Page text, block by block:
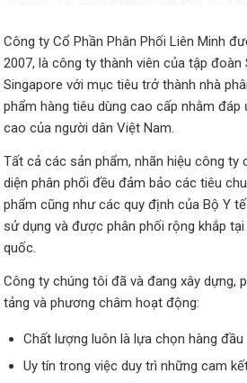
Công ty Cổ Phần Phân Phối Liên Minh
2007, là công ty thành viên của tập đoàn
Singapore với mục tiêu trở thành nhà
phẩm hàng tiêu dùng cao cấp nhằm đáp
cao của người dân Việt Nam.
Tất cả các sản phẩm, nhãn hiệu công ty
diện phân phối đều đảm bảo các tiêu
phẩm cũng như các quy định của Bộ Y
sử dụng và được phân phối rộng khắp
quốc.
Công ty chúng tôi đã và đang xây dựng,
tảng và phương châm hoạt động:
Chất lượng luôn là lựa chọn hàng đầu
Uy tín trong việc duy trì những cam